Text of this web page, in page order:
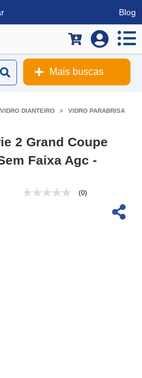
Blog
Mais buscas
VIDRO DIANTEIRO VIDRO PARABRISA
2 Grand Coupe
Faixa Agc -
(0)